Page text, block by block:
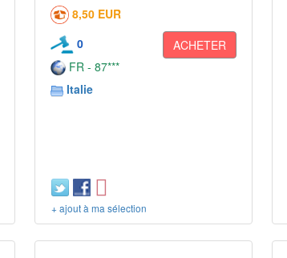
8,50 EUR
0
ACHETER
FR - 87***
Italie
+ ajout à ma sélection